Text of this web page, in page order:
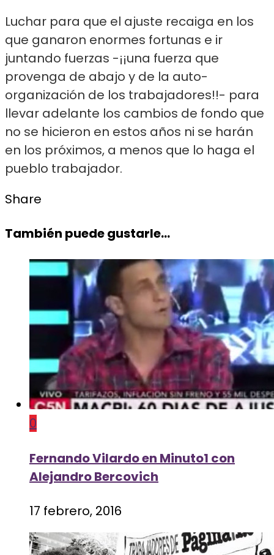
Luchar para que el ajuste recaiga en los
que ganaron enormes fortunas e ir
juntando fuerzas -¡¡una fuerza que
provenga de abajo y de la auto-
organización de los trabajadores!!- para
llevar adelante los cambios de fondo que
no se hicieron en estos años ni se harán
en los próximos, a menos que lo haga el
pueblo trabajador.
Share
También puede gustarle...
0
Fernando Vilardo en Minuto1 con
Alejandro Bercovich
17 febrero, 2016